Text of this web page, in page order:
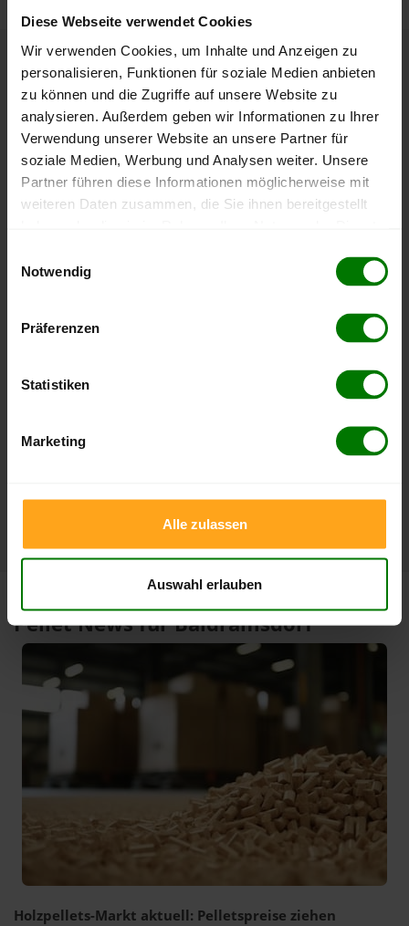
Diese Webseite verwendet Cookies
Wir verwenden Cookies, um Inhalte und Anzeigen zu
personalisieren, Funktionen für soziale Medien anbieten
zu können und die Zugriffe auf unsere Website zu
analysieren. Außerdem geben wir Informationen zu Ihrer
Verwendung unserer Website an unsere Partner für
soziale Medien, Werbung und Analysen weiter. Unsere
Partner führen diese Informationen möglicherweise mit
weiteren Daten zusammen, die Sie ihnen bereitgestellt
Notwendig
Präferenzen
Statistiken
Marketing
Alle zulassen
Auswahl erlauben
Höchst- und Tiefststände der
Pelletspreise in Baldramsdorf
Die Tabelle zeigt dieHöchst- und Tiefststände der
Pelletspreise für lose Holzpellets. Das dazugehörige
Datum zeigt, wann der Höchst- oder Tiefststand im
Zeitraum
Tiefststand
412,00 €
08.08.2026
09.05.2026
Pellet News für Baldramsdorf
Holzpellets-Markt aktuell: Pelletspreise ziehen